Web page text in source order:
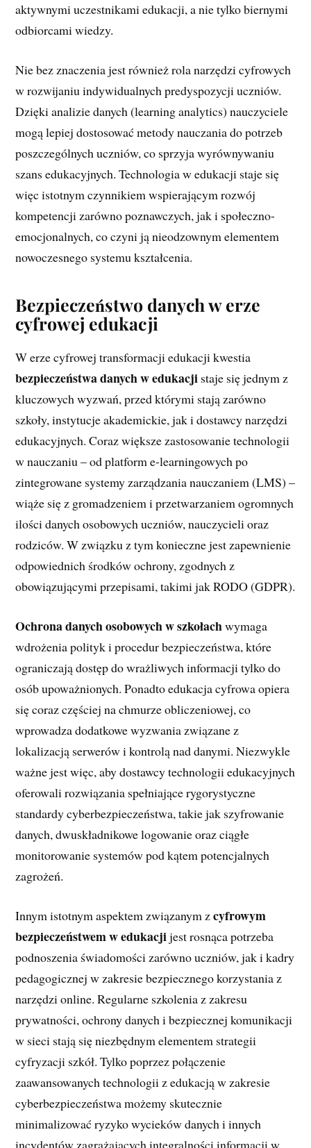
aktywnymi uczestnikami edukacji, a nie tylko biernymi
odbiorcami wiedzy.
Nie bez znaczenia jest również rola narzędzi cyfrowych
w rozwijaniu indywidualnych predyspozycji uczniów.
Dzięki analizie danych (learning analytics) nauczyciele
mogą lepiej dostosować metody nauczania do potrzeb
poszczególnych uczniów, co sprzyja wyrównywaniu
szans edukacyjnych. Technologia w edukacji staje się
więc istotnym czynnikiem wspierającym rozwój
kompetencji zarówno poznawczych, jak i społeczno-
emocjonalnych, co czyni ją nieodzownym elementem
nowoczesnego systemu kształcenia.
Bezpieczeństwo danych w erze
cyfrowej edukacji
W erze cyfrowej transformacji edukacji kwestia
bezpieczeństwa danych w edukacji staje się jednym z
kluczowych wyzwań, przed którymi stają zarówno
szkoły, instytucje akademickie, jak i dostawcy narzędzi
edukacyjnych. Coraz większe zastosowanie technologii
w nauczaniu – od platform e-learningowych po
zintegrowane systemy zarządzania nauczaniem (LMS) –
wiąże się z gromadzeniem i przetwarzaniem ogromnych
ilości danych osobowych uczniów, nauczycieli oraz
rodziców. W związku z tym konieczne jest zapewnienie
odpowiednich środków ochrony, zgodnych z
obowiązującymi przepisami, takimi jak RODO (GDPR).
Ochrona danych osobowych w szkołachwymaga
wdrożenia polityk i procedur bezpieczeństwa, które
ograniczają dostęp do wrażliwych informacji tylko do
osób upoważnionych. Ponadto edukacja cyfrowa opiera
się coraz częściej na chmurze obliczeniowej, co
wprowadza dodatkowe wyzwania związane z
lokalizacją serwerów i kontrolą nad danymi. Niezwykle
ważne jest więc, aby dostawcy technologii edukacyjnych
oferowali rozwiązania spełniające rygorystyczne
standardy cyberbezpieczeństwa, takie jak szyfrowanie
danych, dwuskładnikowe logowanie oraz ciągłe
monitorowanie systemów pod kątem potencjalnych
zagrożeń.
Innym istotnym aspektem związanym zcyfrowym
bezpieczeństwem w edukacjijest rosnąca potrzeba
podnoszenia świadomości zarówno uczniów, jak i kadry
pedagogicznej w zakresie bezpiecznego korzystania z
narzędzi online. Regularne szkolenia z zakresu
prywatności, ochrony danych i bezpiecznej komunikacji
w sieci stają się niezbędnym elementem strategii
cyfryzacji szkół. Tylko poprzez połączenie
zaawansowanych technologii z edukacją w zakresie
cyberbezpieczeństwa możemy skutecznie
minimalizować ryzyko wycieków danych i innych
incydentów zagrażających integralności informacji w